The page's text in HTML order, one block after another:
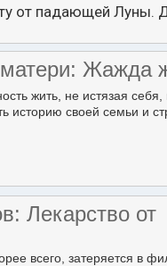
от падающей Луны.
Жажда
жить, не истязая
историю своей семьи и
Лекарство от
всего, затеряется в